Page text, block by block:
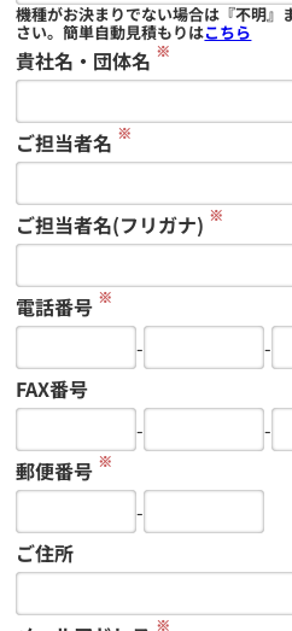
機種がお決まりでない場合は『不明』
さい。簡単自動見積もりはこちら
貴社名・団体名 ※
ご担当者名 ※
ご担当者名(フリガナ) ※
電話番号 ※
-
-
FAX番号
-
-
郵便番号 ※
-
ご住所
※